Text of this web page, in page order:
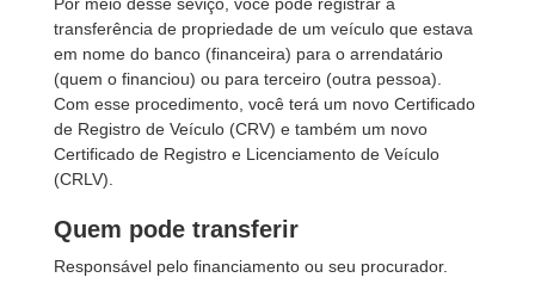
transferência de propriedade de um veículo que estava
em nome do banco (financeira) para o arrendatário
(quem o financiou) ou para terceiro (outra pessoa).
Com esse procedimento, você terá um novo Certificado
de Registro de Veículo (CRV) e também um novo
Certificado de Registro e Licenciamento de Veículo
(CRLV).
Quem pode transferir
Responsável pelo financiamento ou seu procurador.